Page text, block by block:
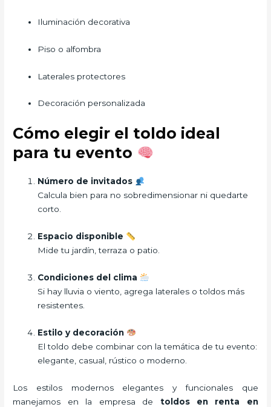
Iluminación decorativa
Piso o alfombra
Laterales protectores
Decoración personalizada
Cómo elegir el toldo ideal
para tu evento
Número de invitados
Calcula bien para no sobredimensionar ni quedarte
corto.
Espacio disponible
Mide tu jardín, terraza o patio.
Condiciones del clima
Si hay lluvia o viento, agrega laterales o toldos más
resistentes.
Estilo y decoración
El toldo debe combinar con la temática de tu evento:
elegante, casual, rústico o moderno.
Los estilos modernos elegantes y funcionales que
manejamos en la empresa de toldos en renta en